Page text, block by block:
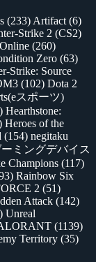
(233) Artifact (6)
Strike 2 (CS2)
(260)
Zero (63)
Strike: Source
(102) Dota 2
スポーツ)
Hearthstone:
Heroes of the
(154) negitaku
ミングデバイス
Champions (117)
Rainbow Six
2 (51)
Attack (142)
Unreal
(1139)
Territory (35)